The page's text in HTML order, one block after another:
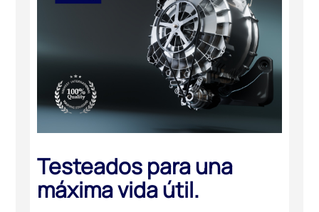
Testeados para una
máxima vida útil.